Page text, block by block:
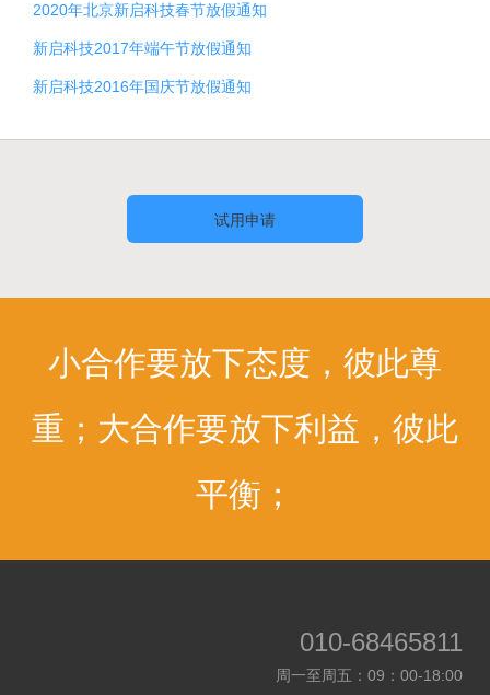
2020年北京新启科技春节放假通知
新启科技2017年端午节放假通知
新启科技2016年国庆节放假通知
试用申请
小合作要放下态度，彼此尊
重；大合作要放下利益，彼此
平衡；
010-68465811
周一至周五：09：00-18:00